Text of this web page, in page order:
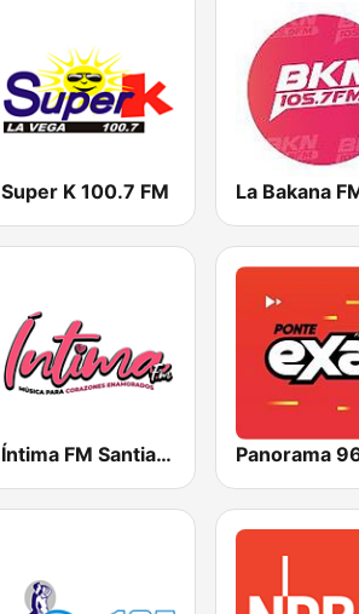
Super K 100.7 FM La Bakana
Íntima FM Santiago Panorama